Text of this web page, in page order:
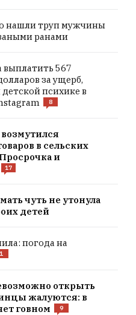
нашли труп мужчины
ранами
выплатить 567
за ущерб,
психике в
8
в сельских
и
17
чуть не утонула
детей
погода на
1
открыть
жалуются: в
говном
9